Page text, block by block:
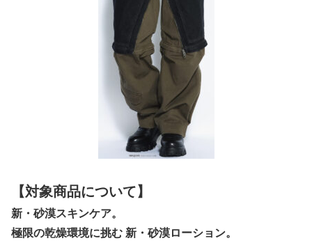
【対象商品について】
新・砂漠スキンケア。
極限の乾燥環境に挑む 新・砂漠ローション。